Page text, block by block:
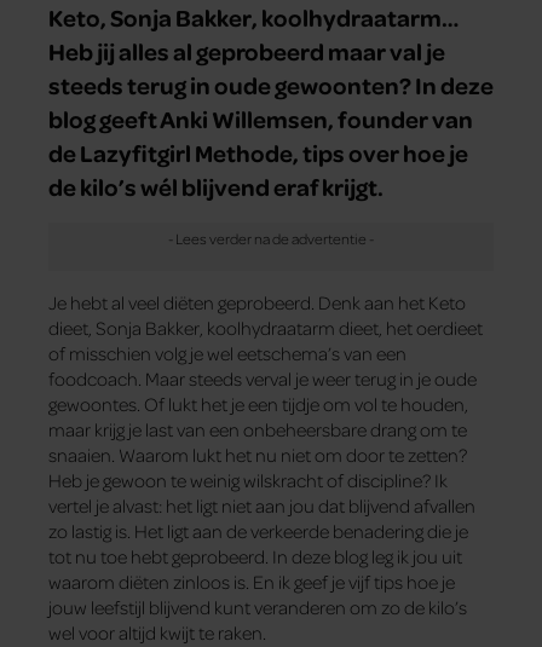
Keto, Sonja Bakker, koolhydraatarm…
Heb jij alles al geprobeerd maar val je
steeds terug in oude gewoonten? In deze
blog geeft Anki Willemsen, founder van
de Lazyfitgirl Methode, tips over hoe je
de kilo’s wél blijvend eraf krijgt.
Je hebt al veel diëten geprobeerd. Denk aan het Keto
dieet, Sonja Bakker, koolhydraatarm dieet, het oerdieet
of misschien volg je wel eetschema’s van een
foodcoach. Maar steeds verval je weer terug in je oude
gewoontes. Of lukt het je een tijdje om vol te houden,
maar krijg je last van een onbeheersbare drang om te
snaaien. Waarom lukt het nu niet om door te zetten?
Heb je gewoon te weinig wilskracht of discipline? Ik
vertel je alvast: het ligt niet aan jou dat blijvend afvallen
zo lastig is. Het ligt aan de verkeerde benadering die je
tot nu toe hebt geprobeerd. In deze blog leg ik jou uit
waarom diëten zinloos is. En ik geef je vijf tips hoe je
jouw leefstijl blijvend kunt veranderen om zo de kilo’s
wel voor altijd kwijt te raken.